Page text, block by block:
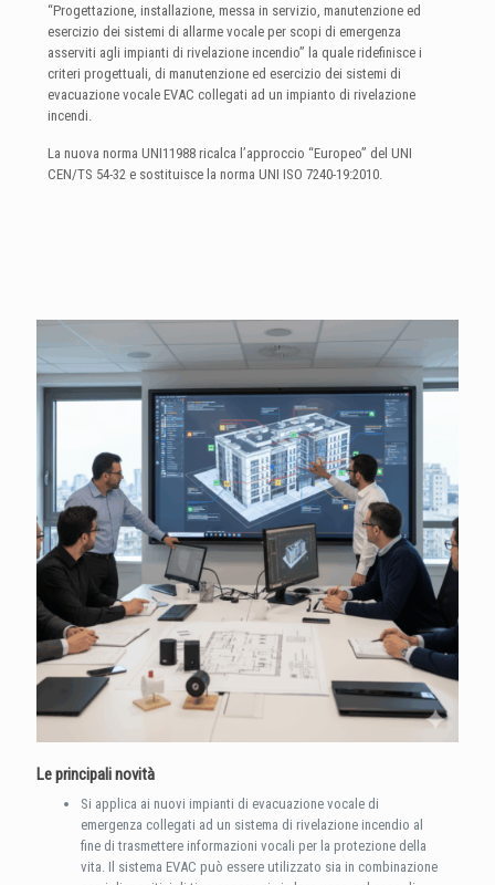
“Progettazione, installazione, messa in servizio, manutenzione ed
esercizio dei sistemi di allarme vocale per scopi di emergenza
asserviti agli impianti di rivelazione incendio” la quale ridefinisce i
criteri progettuali, di manutenzione ed esercizio dei sistemi di
evacuazione vocale EVAC collegati ad un impianto di rivelazione
incendi.
La nuova norma UNI11988 ricalca l’approccio “Europeo” del UNI
CEN/TS 54-32 e sostituisce la norma UNI ISO 7240-19:2010.
Le principali novità
Si applica ai nuovi impianti di evacuazione vocale di
emergenza collegati ad un sistema di rivelazione incendio al
fine di trasmettere informazioni vocali per la protezione della
vita. Il sistema EVAC può essere utilizzato sia in combinazione